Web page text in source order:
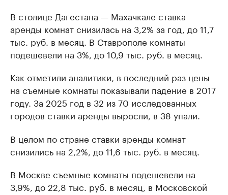
В столице Дагестана — Махачкале ставка
аренды комнат снизилась на 3,2% за год, до 11,7
тыс. руб. в месяц. В Ставрополе комнаты
подешевели на 3%, до 10,9 тыс. руб. в месяц.
Как отметили аналитики, в последний раз цены
на съемные комнаты показывали падение в 2017
году. За 2025 год в 32 из 70 исследованных
городов ставки аренды выросли, в 38 упали.
В целом по стране ставки аренды комнат
снизились на 2,2%, до 11,6 тыс. руб. в месяц.
В Москве съемные комнаты подешевели на
3,9%, до 22,8 тыс. руб. в месяц, в Московской